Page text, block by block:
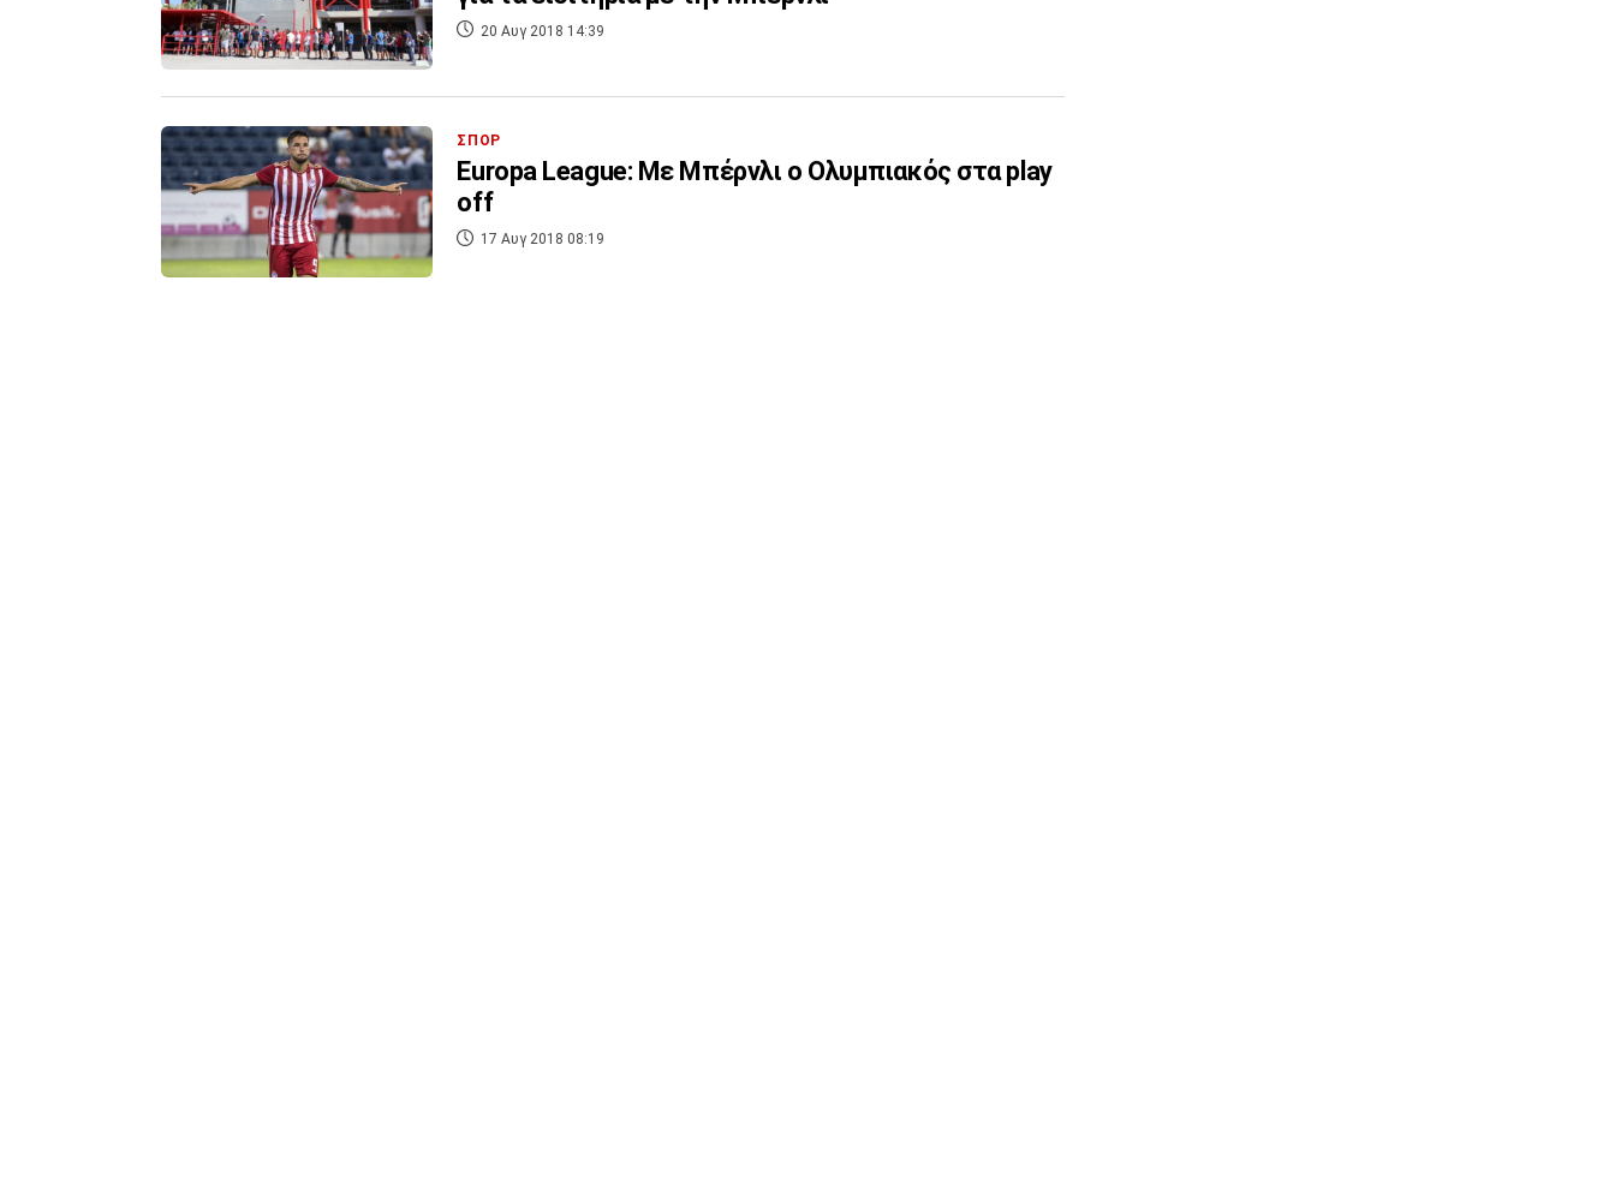
20 Αυγ 2018 14:39
ΣΠΟΡ
Europa League: Με Μπέρνλι ο Ολυμπιακός στα play
off
17 Αυγ 2018 08:19